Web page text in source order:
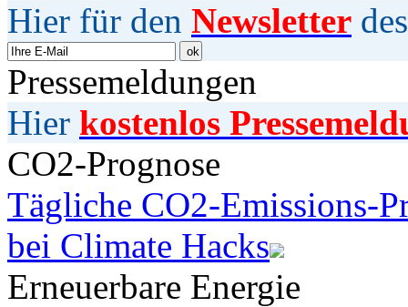
Hier für den Newsletter
Pressemeldungen
Hier kostenlos
CO2-Prognose
Tägliche CO2-Emissions-
bei Climate Hacks
Erneuerbare Energie